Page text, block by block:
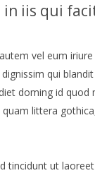
iis qui
vel eum
qui
doming id
littera
ut